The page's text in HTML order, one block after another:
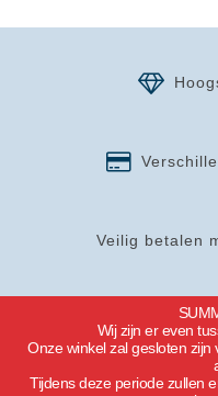
Veilig betalen
Wij zijn er even
Onze winkel zal gesloten
Tijdens deze periode zullen